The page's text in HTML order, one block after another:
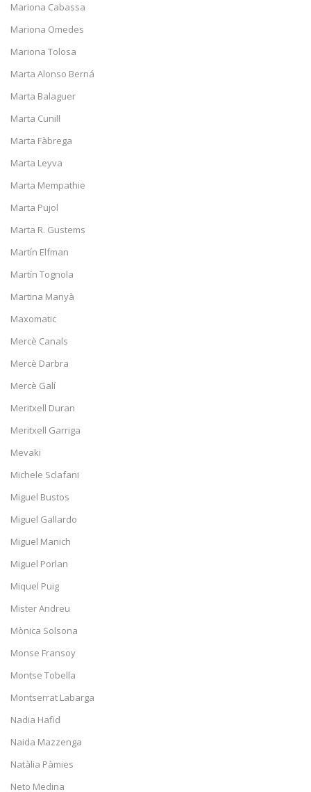
Mariona Cabassa
Mariona Omedes
Mariona Tolosa
Marta Alonso Berná
Marta Balaguer
Marta Cunill
Marta Fàbrega
Marta Leyva
Marta Mempathie
Marta Pujol
Marta R. Gustems
Martín Elfman
Martín Tognola
Martina Manyà
Maxomatic
Mercè Canals
Mercè Darbra
Mercè Galí
Meritxell Duran
Meritxell Garriga
Mevaki
Michele Sclafani
Miguel Bustos
Miguel Gallardo
Miguel Manich
Miguel Porlan
Miquel Puig
Mister Andreu
Mònica Solsona
Monse Fransoy
Montse Tobella
Montserrat Labarga
Nadia Hafid
Naida Mazzenga
Natàlia Pàmies
Neto Medina